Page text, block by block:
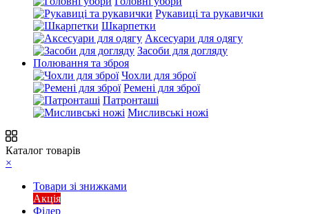
Рукавиці та рукавички
Шкарпетки
Аксесуари для одягу
Засоби для догляду
Полювання та зброя
Чохли для зброї
Ремені для зброї
Патронташі
Мисливські ножі
Каталог товарів
×
Товари зі знижками
Акція
Фідер